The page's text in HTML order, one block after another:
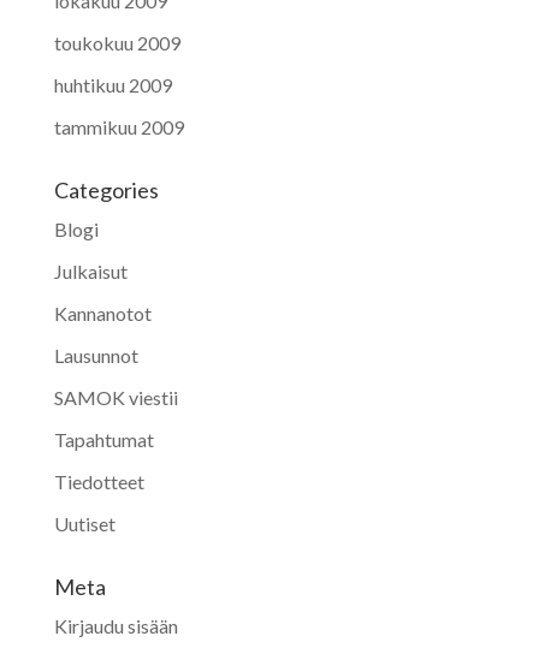
toukokuu 2009
huhtikuu 2009
tammikuu 2009
Categories
Blogi
Julkaisut
Kannanotot
Lausunnot
SAMOK viestii
Tapahtumat
Tiedotteet
Uutiset
Meta
Kirjaudu sisään